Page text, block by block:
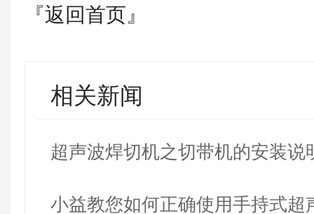
『返回首页』
相关新闻
超声波焊切机之切带机的安装说
小益教您如何正确使用手持式超